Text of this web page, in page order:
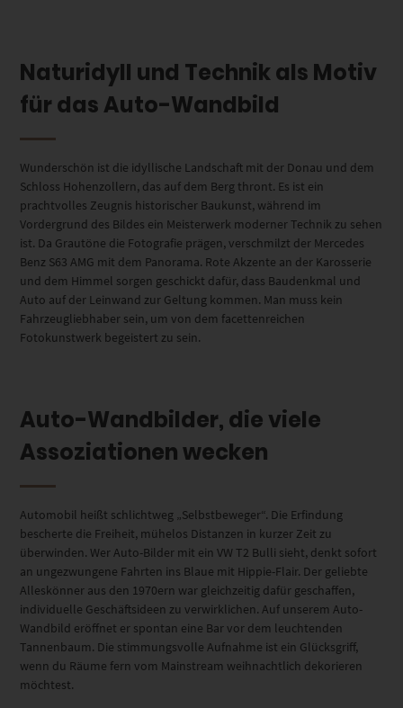
Naturidyll und Technik als Motiv
für das Auto-Wandbild
Wunderschön ist die idyllische Landschaft mit der Donau und dem
Schloss Hohenzollern, das auf dem Berg thront. Es ist ein
prachtvolles Zeugnis historischer Baukunst, während im
Vordergrund des Bildes ein Meisterwerk moderner Technik zu sehen
ist. Da Grautöne die Fotografie prägen, verschmilzt der Mercedes
Benz S63 AMG mit dem Panorama. Rote Akzente an der Karosserie
und dem Himmel sorgen geschickt dafür, dass Baudenkmal und
Auto auf der Leinwand zur Geltung kommen. Man muss kein
Fahrzeugliebhaber sein, um von dem facettenreichen
Fotokunstwerk begeistert zu sein.
Auto-Wandbilder, die viele
Assoziationen wecken
Automobil heißt schlichtweg „Selbstbeweger“. Die Erfindung
bescherte die Freiheit, mühelos Distanzen in kurzer Zeit zu
überwinden. Wer Auto-Bilder mit ein VW T2 Bulli sieht, denkt sofort
an ungezwungene Fahrten ins Blaue mit Hippie-Flair. Der geliebte
Alleskönner aus den 1970ern war gleichzeitig dafür geschaffen,
individuelle Geschäftsideen zu verwirklichen. Auf unserem Auto-
Wandbild eröffnet er spontan eine Bar vor dem leuchtenden
Tannenbaum. Die stimmungsvolle Aufnahme ist ein Glücksgriff,
wenn du Räume fern vom Mainstream weihnachtlich dekorieren
möchtest.